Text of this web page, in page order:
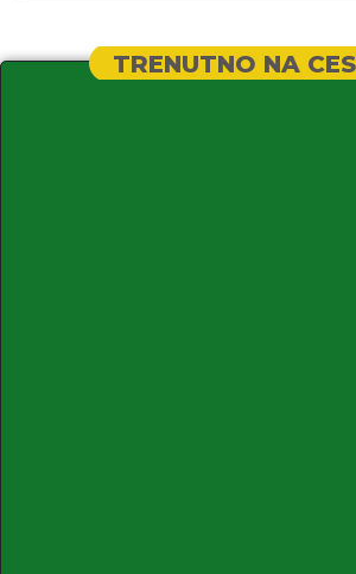
TRENUTNO NA